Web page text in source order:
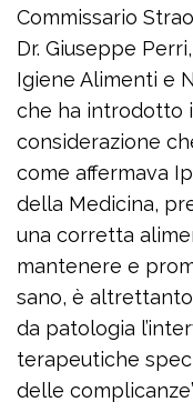
Commissario
Dr. Giuseppe
Igiene Alimenti e
che ha introdotto
considerazione
come affermava
della Medicina,
una corretta
mantenere e
sano, è
da patologia
terapeutiche
delle